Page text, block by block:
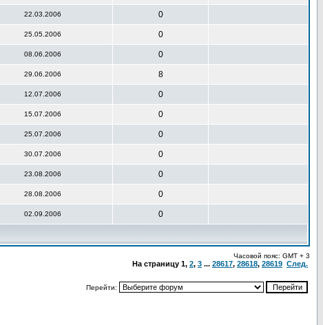
22.03.2006 0
25.05.2006 0
08.06.2006 0
29.06.2006 8
12.07.2006 0
15.07.2006 0
25.07.2006 0
30.07.2006 0
23.08.2006 0
28.08.2006 0
02.09.2006 0
Часовой пояс: GMT + 3
На страницу 1, 2, 3 ... 28617, 28618, 28619 След.
Перейти: